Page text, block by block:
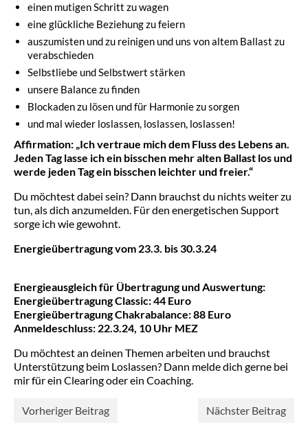
einen mutigen Schritt zu wagen
eine glückliche Beziehung zu feiern
auszumisten und zu reinigen und uns von altem Ballast zu
verabschieden
Selbstliebe und Selbstwert stärken
unsere Balance zu finden
Blockaden zu lösen und für Harmonie zu sorgen
und mal wieder loslassen, loslassen, loslassen!
Affirmation: „Ich vertraue mich dem Fluss des Lebens an.
Jeden Tag lasse ich ein bisschen mehr alten Ballast los und
werde jeden Tag ein bisschen leichter und freier.“
Du möchtest dabei sein? Dann brauchst du nichts weiter zu
tun, als dich anzumelden. Für den energetischen Support
sorge ich wie gewohnt.
Energieübertragung vom 23.3. bis 30.3.24
Energieausgleich für Übertragung und Auswertung:
Energieübertragung Classic: 44 Euro
Energieübertragung Chakrabalance: 88 Euro
Anmeldeschluss: 22.3.24, 10 Uhr MEZ
Du möchtest an deinen Themen arbeiten und brauchst
Unterstützung beim Loslassen? Dann melde dich gerne bei
mir für ein Clearing oder ein Coaching.
Vorheriger Beitrag Nächster Beitrag